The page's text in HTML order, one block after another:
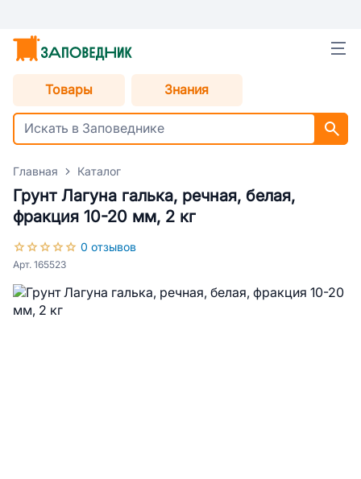
Товары Знания
Главная Каталог
Грунт Лагуна галька, речная, белая,
фракция 10-20 мм, 2 кг
0 отзывов
Арт. 165523